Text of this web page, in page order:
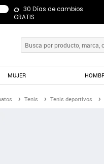
30 Días de cambios
GRATIS
MUJER
Tenis Tenis deportivos